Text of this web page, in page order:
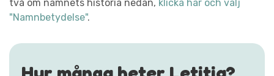
två om namnets historia nedan, klicka här och välj
"Namnbetydelse".